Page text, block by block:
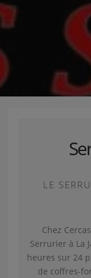
LE
Chez
Serrurier à La
heures sur 24
de coffres-